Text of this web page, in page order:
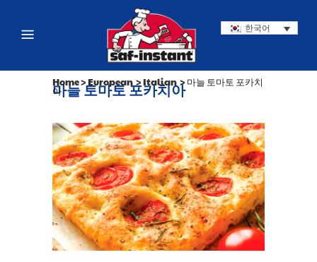
한국어
마늘 토마토 포카치아
Home>European >Italian > 마늘 토마토 포카치
아